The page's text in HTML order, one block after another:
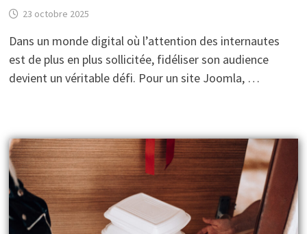
23 octobre 2025
Dans un monde digital où l’attention des internautes
est de plus en plus sollicitée, fidéliser son audience
devient un véritable défi. Pour un site Joomla, …